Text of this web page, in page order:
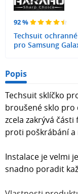
92 %
Techsuit
pro Samsung
Popis
Techsuit sklíčko
broušené sklo
zcela zakrývá
proti poškrábání a
Instalace je velmi
snadno poradit